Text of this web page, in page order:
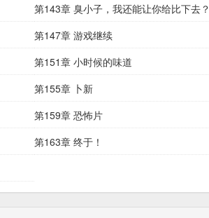
第143章 臭小子，我还能让你给比下去？
第147章 游戏继续
第151章 小时候的味道
第155章 卜新
第159章 恐怖片
第163章 终于！